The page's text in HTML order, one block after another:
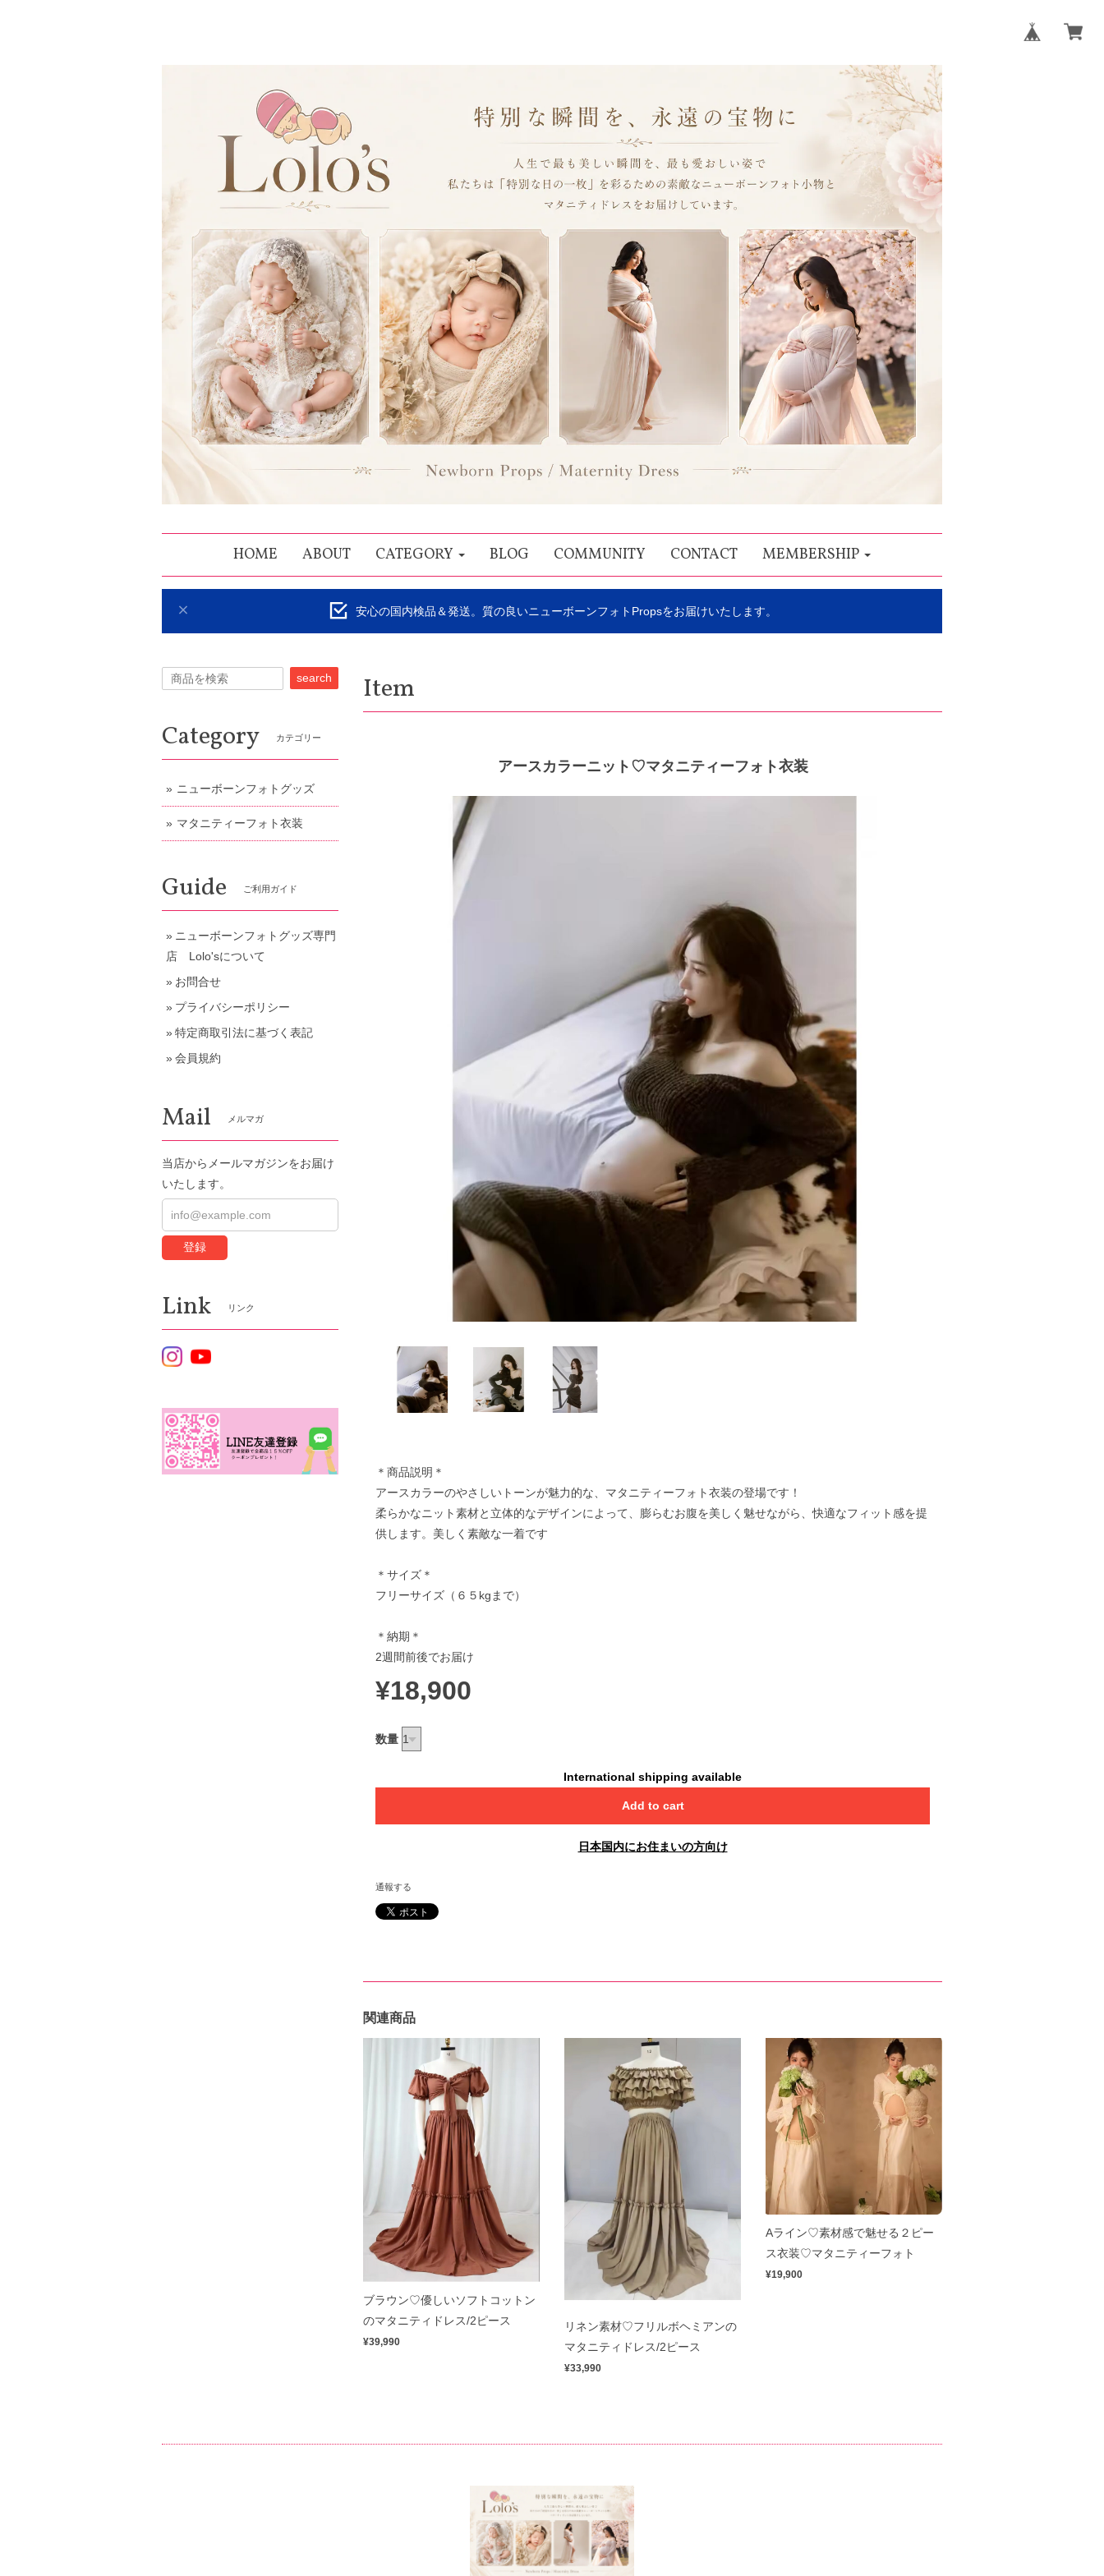
HOME ABOUT CATEGORY BLOG COMMUNITY CONTACT MEMBERSHIP
安心の国内検品＆発送。質の良いニューボーンフォトPropsをお届けいたします。
Item
アースカラーニット♡マタニティーフォト衣装
＊商品説明＊
アースカラーのやさしいトーンが魅力的な、マタニティーフォト衣装の登場です！
柔らかなニット素材と立体的なデザインによって、膨らむお腹を美しく魅せながら、快適なフィット感を提
供します。美しく素敵な一着です
＊サイズ＊
フリーサイズ（６５kgまで）
＊納期＊
2週間前後でお届け
¥18,900
数量
International shipping available
Add to cart
日本国内にお住まいの方向け
通報する
関連商品
ブラウン♡優しいソフトコットン
のマタニティドレス/2ピース
¥39,990
リネン素材♡フリルボヘミアンの
マタニティドレス/2ピース
¥33,990
Aライン♡素材感で魅せる２ピー
ス衣装♡マタニティーフォト
¥19,900
search
Category カテゴリー
ニューボーンフォトグッズ
マタニティーフォト衣装
Guide ご利用ガイド
ニューボーンフォトグッズ専門
店 Lolo'sについて
お問合せ
プライバシーポリシー
特定商取引法に基づく表記
会員規約
Mail メルマガ
当店からメールマガジンをお届け
いたします。
登録
Link リンク